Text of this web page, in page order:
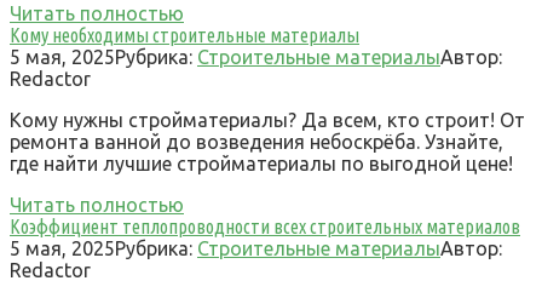
Читать полностью
Кому необходимы строительные материалы
5 мая, 2025Рубрика: Строительные материалыАвтор:
Redactor
Кому нужны стройматериалы? Да всем, кто строит! От
ремонта ванной до возведения небоскрёба. Узнайте,
где найти лучшие стройматериалы по выгодной цене!
Читать полностью
Коэффициент теплопроводности всех строительных материалов
5 мая, 2025Рубрика: Строительные материалыАвтор:
Redactor